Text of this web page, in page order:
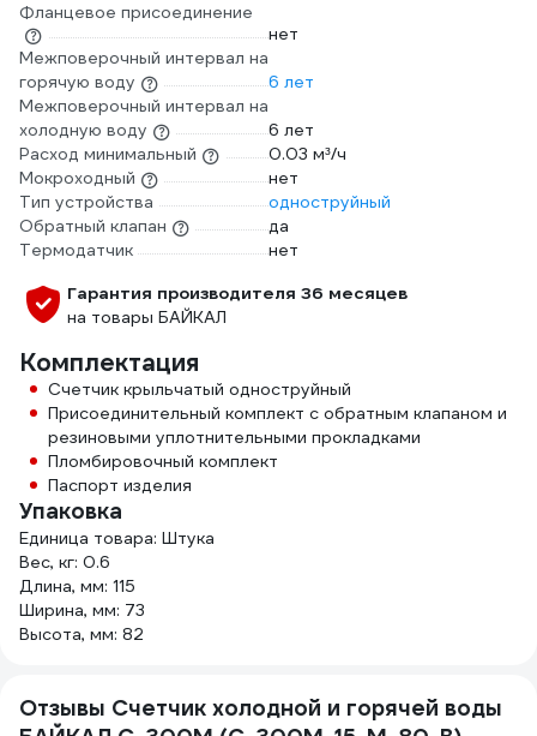
Фланцевое присоединение
нет
Межповерочный интервал на
горячую воду
6 лет
Межповерочный интервал на
холодную воду
6 лет
Расход минимальный
0.03 м³/ч
Мокроходный
нет
Тип устройства
одноструйный
Обратный клапан
да
Термодатчик
нет
Гарантия производителя 36 месяцев
на товары БАЙКАЛ
Комплектация
Счетчик крыльчатый одноструйный
Приcоединительный комплект с обратным клапаном и
резиновыми уплотнительными прокладками
Пломбировочный комплект
Паспорт изделия
Упаковка
Единица товара: Штука
Вес, кг: 0.6
Длина, мм: 115
Ширина, мм: 73
Высота, мм: 82
Отзывы Счетчик холодной и горячей воды